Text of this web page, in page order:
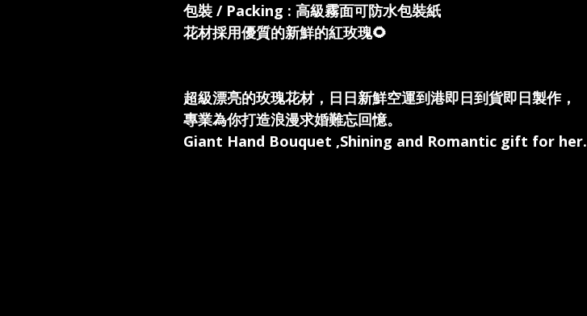
包裝 / Packing : 高級霧面可防水包裝紙
花材採用優質的新鮮的紅玫瑰🌻
超級漂亮的玫瑰花材，日日新鮮空運到港即日到貨即日製作，
專業為你打造浪漫求婚難忘回憶。
Giant Hand Bouquet ,Shining and Romantic gift for her.